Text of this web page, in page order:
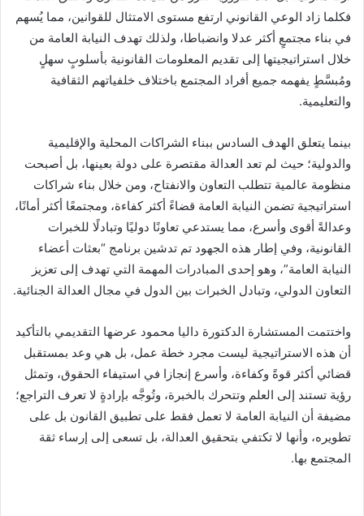
فكلما زاد الوعي القانوني ارتفع مستوى الامتثال للقوانين، مما يُسهم
في بناء مجتمعٍ أكثر عدلا وانضباطا، ولذلك تهدف النيابة العامة من
خلال استراتيجيتها إلى تقديم المعلومات القانونية بأسلوبٍ سهلٍ
ومُبسَّطٍ يفهمه جميع أفراد المجتمع باختلاف خلفياتهم الثقافية
والتعليمية.
بينما يتعلق الهدف السادس ببناء الشراكات المحلية والإقليمية
والدولية؛ حيث لم تعد العدالة مقتصرة على دولة بعينها، بل أصبحت
منظومة عالمية تتطلب التعاون والانفتاح، ومن خلال بناء شراكات
استراتيجية تضمن النيابة العامة قضاءً أكثر كفاءة، ومجتمعًا أكثر أمانًا،
وعدالةً أقوى وأسرع، مما يستدعي تعاونًا دوليًا وتبادلًا للخبرات
القانونية، وفي إطار هذه الجهود تم تدشين برنامج “بعثات أعضاء
النيابة العامة”، وهو إحدى المبادرات المهمة التي تهدف إلى تعزيز
التعاون الدولي، وتبادل الخبرات بين الدول في مجال العدالة الجنائية.
واختتمت المستشارة الدكتورة داليا محمود عرضها التقديمي بالتأكيد
أن هذه الاستراتيجية ليست مجرد خطة عمل، بل هي وعد بمستقبل
قضائي أكثر قوةً وكفاءة، وأسرع إنجازا في استيفاء الحقوق، وتمثل
رؤية تستند إلى العلم وتتحرك بالخبرة، وتُوجَّه بإرادةٍ لا تعرف التراجع؛
مضيفة أن النيابة العامة لا تعمل فقط على تطبيق القانون بل على
تطويره، وأنها لا تكتفي بتحقيق العدالة، بل تسعى إلى إرساء ثقة
المجتمع بها.